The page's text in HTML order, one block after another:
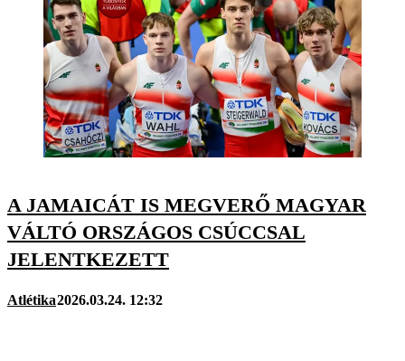
A JAMAICÁT IS MEGVERŐ MAGYAR
VÁLTÓ ORSZÁGOS CSÚCCSAL
JELENTKEZETT
Atlétika2026.03.24. 12:32